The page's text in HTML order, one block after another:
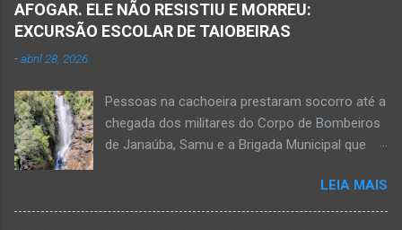
usados para receber flores e plantas que
enfeitam o ambiente. Parabéns aos moradores
mais agradável, sustentável, linda e limpa.
AFOGAR. ELE NÃO RESISTIU E MORREU:
EXCURSÃO ESCOLAR DE TAIOBEIRAS
-abril 28, 2026
Pessoas na cachoeira prestaram socorro até a
chegada dos militares do Corpo de Bombeiros
de Janaúba, Samu e a Brigada Municipal que
resistiu e foi a óbito Foto álbum pessoal Kauan
Pereira Alves publicou em sua rede social a
LEIA MAIS